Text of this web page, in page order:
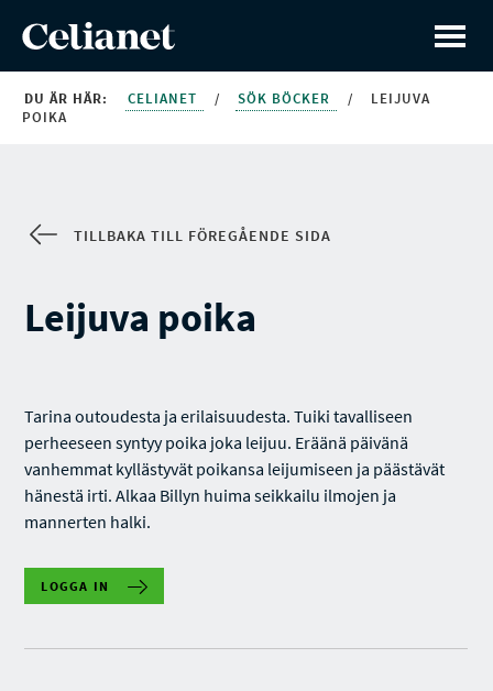
DU ÄR HÄR: CELIANET / SÖK BÖCKER /
LEIJUVA
POIKA
TILLBAKA TILL FÖREGÅENDE SIDA
Leijuva poika
Tarina outoudesta ja erilaisuudesta. Tuiki tavalliseen
perheeseen syntyy poika joka leijuu. Eräänä päivänä
vanhemmat kyllästyvät poikansa leijumiseen ja päästävät
hänestä irti. Alkaa Billyn huima seikkailu ilmojen ja
mannerten halki.
LOGGA IN